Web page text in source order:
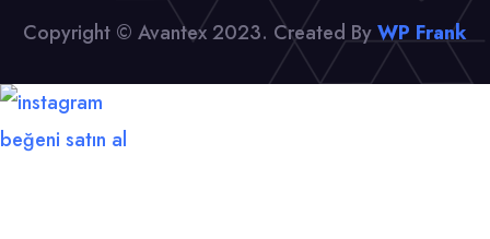
Copyright © Avantex 2023. Created ByWP Frank